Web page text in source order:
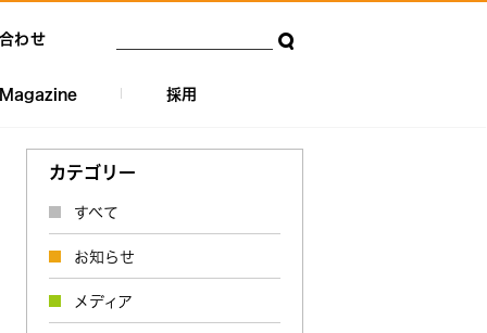
わせ
Magazine 採用
カテゴリー
すべて
お知らせ
メディア